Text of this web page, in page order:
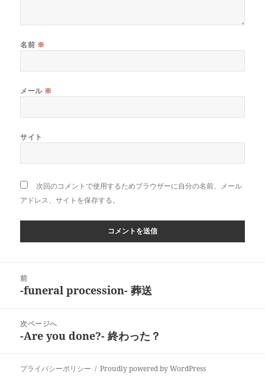
名前 ※
メール ※
サイト
次回のコメントで使用するためブラウザーに自分の名前、メール
アドレス、サイトを保存する。
前
前
投
稿:
-funeral procession- 葬送
次ページへ
次
投
-Are you done?- 終わった？
プライバシーポリシー Proudly powered by WordPress